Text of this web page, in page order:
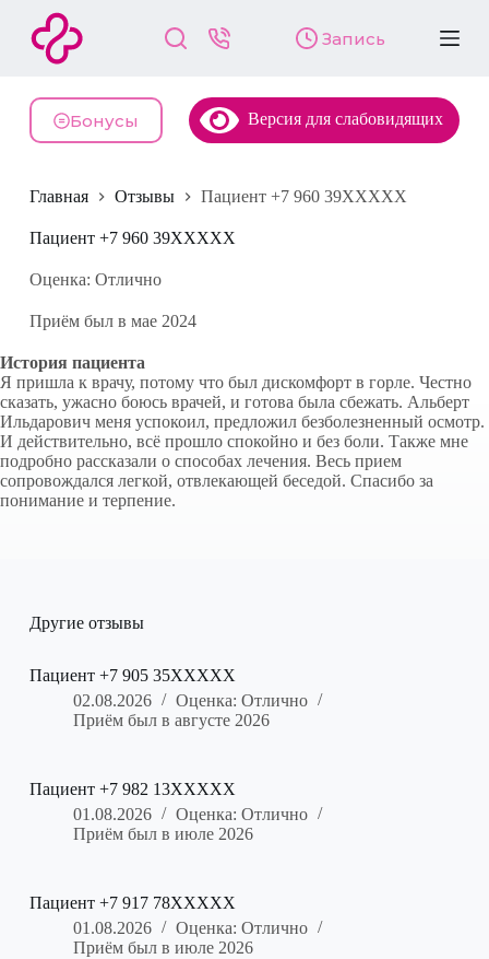
й
и
у
и
Запись
Бонусы Версия для слабовидящих
Главная Отзывы Пациент +7 960 39XXXXX
Пациент +7 960 39XXXXX
Оценка: Отлично
Приём был в мае 2024
История пациента
Я пришла к врачу, потому что был дискомфорт в горле. Честно
сказать, ужасно боюсь врачей, и готова была сбежать. Альберт
Ильдарович меня успокоил, предложил безболезненный осмотр.
И действительно, всё прошло спокойно и без боли. Также мне
подробно рассказали о способах лечения. Весь прием
сопровождался легкой, отвлекающей беседой. Спасибо за
понимание и терпение.
Другие отзывы
Пациент +7 905 35XXXXX
02.08.2026
Оценка: Отлично
Приём был в августе 2026
Пациент +7 982 13XXXXX
01.08.2026
Оценка: Отлично
Приём был в июле 2026
Пациент +7 917 78XXXXX
01.08.2026
Оценка: Отлично
Приём был в июле 2026